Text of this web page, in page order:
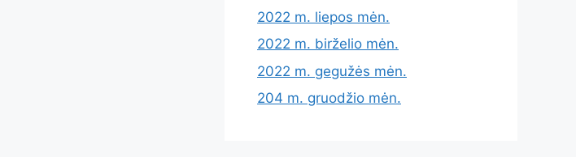
2022 m. liepos mėn.
2022 m. birželio mėn.
2022 m. gegužės mėn.
204 m. gruodžio mėn.